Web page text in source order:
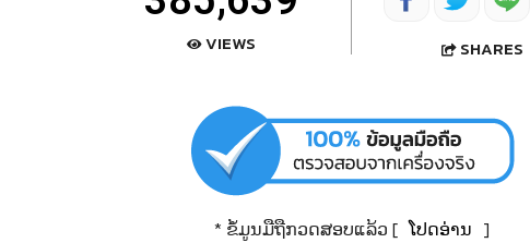
VIEWS SHARES
* ຂໍ້ມູນມືຖືກວດສອບແລ້ວ [ ໂປດອ່ານ ]